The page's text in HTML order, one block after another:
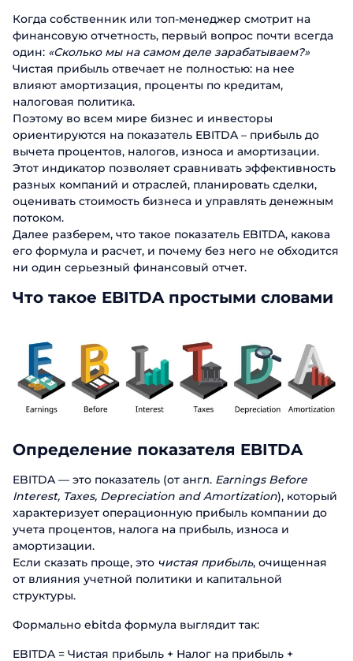
Когда собственник или топ-менеджер смотрит на
финансовую отчетность, первый вопрос почти всегда
один: «Сколько мы на самом деле зарабатываем?»
Чистая прибыль отвечает не полностью: на нее
влияют амортизация, проценты по кредитам,
налоговая политика.
Поэтому во всем мире бизнес и инвесторы
ориентируются на показатель EBITDA – прибыль до
вычета процентов, налогов, износа и амортизации.
Этот индикатор позволяет сравнивать эффективность
разных компаний и отраслей, планировать сделки,
оценивать стоимость бизнеса и управлять денежным
потоком.
Далее разберем, что такое показатель EBITDA, какова
его формула и расчет, и почему без него не обходится
ни один серьезный финансовый отчет.
Что такое EBITDA простыми словами
Определение показателя EBITDA
EBITDA — это показатель (от англ. Earnings Before
Interest, Taxes, Depreciation and Amortization), который
характеризует операционную прибыль компании до
учета процентов, налога на прибыль, износа и
амортизации.
Если сказать проще, это чистая прибыль, очищенная
от влияния учетной политики и капитальной
структуры.
Формально ebitda формула выглядит так:
EBITDA = Чистая прибыль + Налог на прибыль +